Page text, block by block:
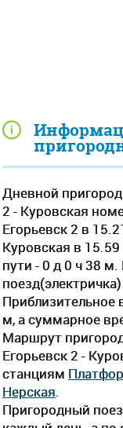
Дневной
2 - Куровская
Егорьевск 2 в
Куровская в
пути - 0 д 0 ч 38
Приблизительное
м, а суммарное
Маршрут
Егорьевск 2 -
станциям
Нерская
Пригородный